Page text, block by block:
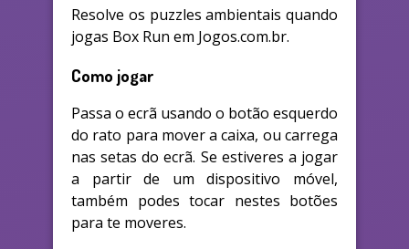
Resolve os puzzles ambientais quando
jogas Box Run em Jogos.com.br.
Como jogar
Passa o ecrã usando o botão esquerdo
do rato para mover a caixa, ou carrega
nas setas do ecrã. Se estiveres a jogar
a partir de um dispositivo móvel,
também podes tocar nestes botões
para te moveres.